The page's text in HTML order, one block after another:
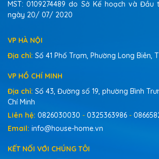
MST: 0109274489 do Sở Kế hoạch và
ngày 20/ 07/ 2020
VP HÀ NỘI
Địa chỉ: Số 41 Phố Trạm, Phường Long Biên,
VP HỒ CHÍ MINH
Địa chỉ: Số 43, Đường số 19, phường Bình
Chí Minh
Liên hệ: 0826030030 - 0325363986 -
Email: info@house-home.vn
KẾT NỐI VỚI CHÚNG TÔI